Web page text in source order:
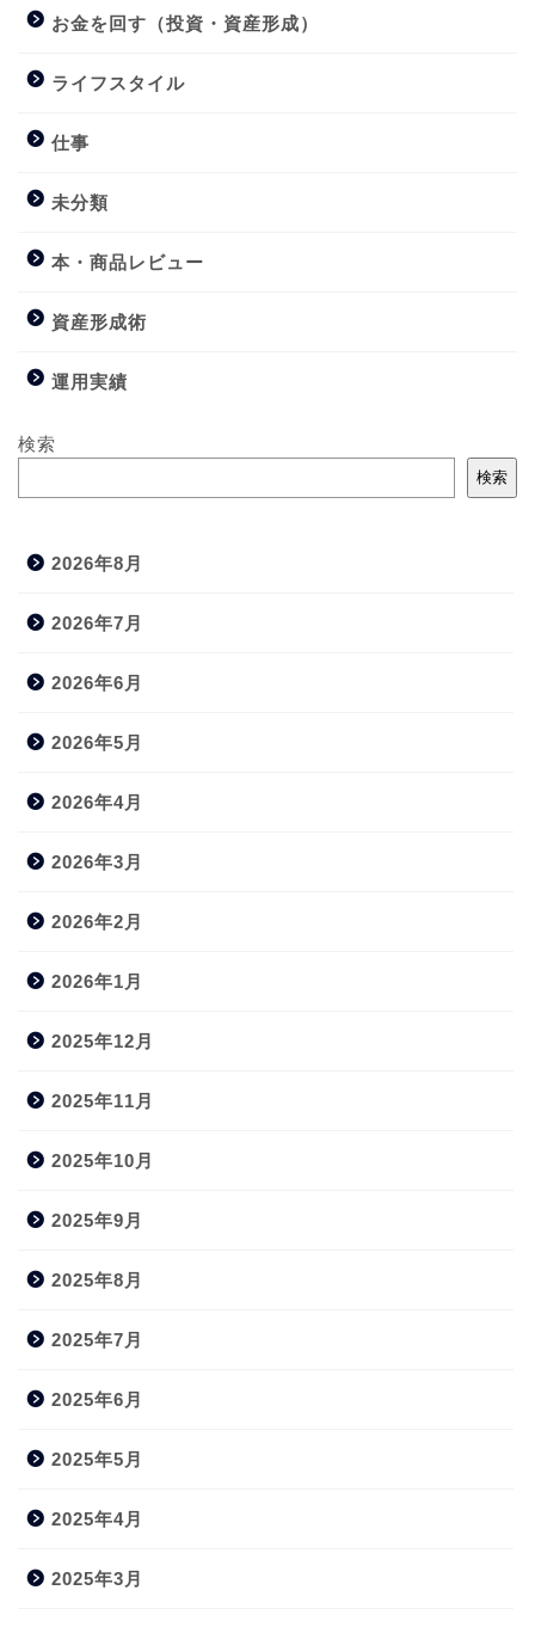
お金を回す（投資・資産形成）
ライフスタイル
仕事
未分類
本・商品レビュー
資産形成術
運用実績
検索
検索
2026年8月
2026年7月
2026年6月
2026年5月
2026年4月
2026年3月
2026年2月
2026年1月
2025年12月
2025年11月
2025年10月
2025年9月
2025年8月
2025年7月
2025年6月
2025年5月
2025年4月
2025年3月